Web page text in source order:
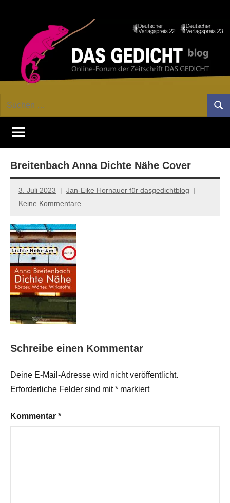
GEDICHT
blog
Forum
von
DAS
Lyrik,
Essay
Suchen
Breitenbach Anna Dichte Nähe Cover
3. Juli 2023
Jan-Eike Hornauer für dasgedichtblog
Keine Kommentare
Schreibe einen Kommentar
Deine E-Mail-Adresse wird nicht veröffentlicht.
Erforderliche Felder sind mit* markiert
Kommentar *